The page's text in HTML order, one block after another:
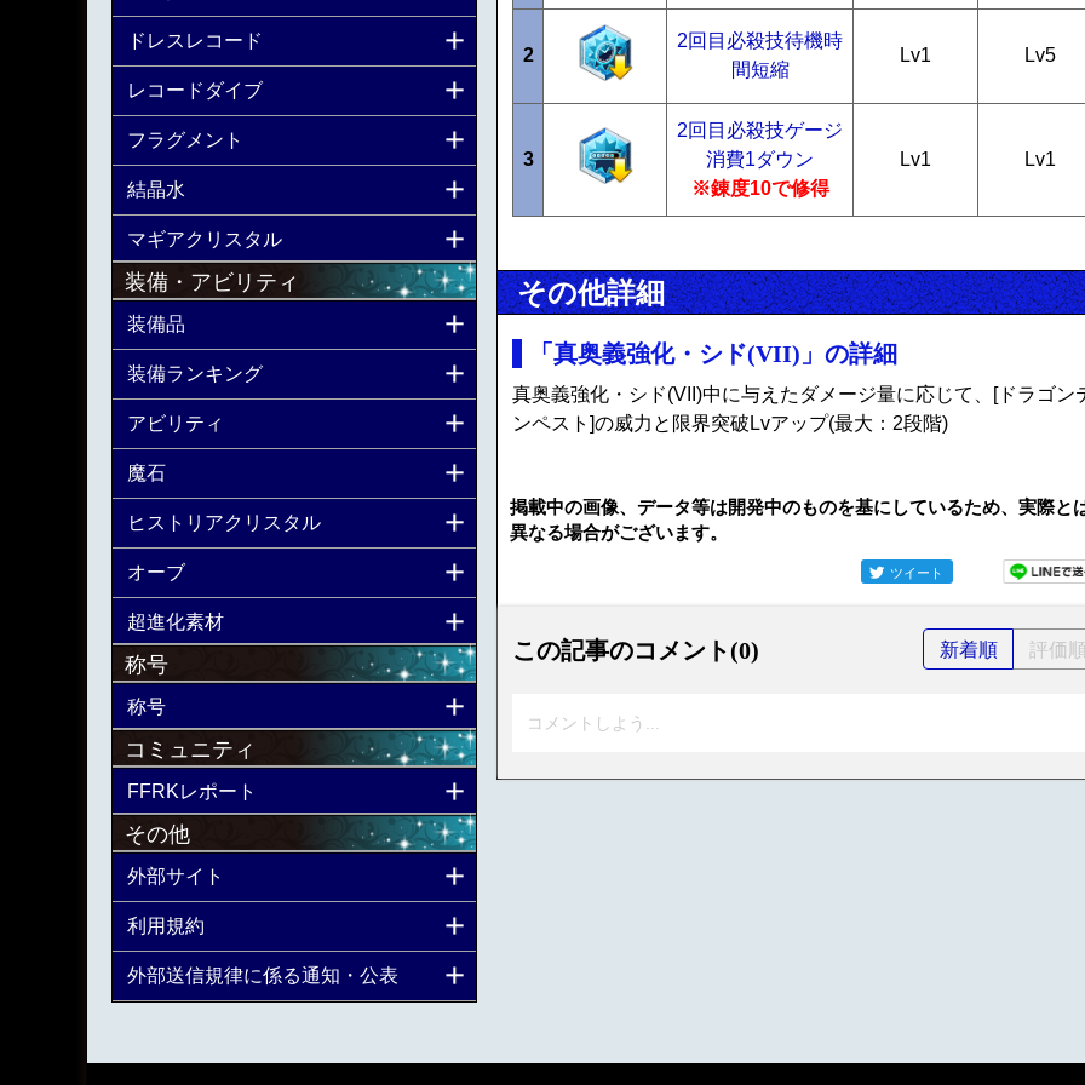
2
2回目必殺技待機時
間短縮
Lv1 Lv5
3
2回目必殺技ゲージ
消費1ダウン
※錬度10で修得
Lv1 Lv1
その他詳細
「真奥義強化・シド(VII)」の詳細
真奥義強化・シド(VII)中に与えたダメージ量に応じて、[ドラゴン
ンペスト]の威力と限界突破Lvアップ(最大：2段階)
掲載中の画像、データ等は開発中のものを基にしているため、実際と
異なる場合がございます。
ツイート
この記事のコメント(0) 新着順 評価
コメントしよう...
ドレスレコード
レコードダイブ
フラグメント
結晶水
マギアクリスタル
装備・アビリティ
装備品
装備ランキング
アビリティ
魔石
ヒストリアクリスタル
オーブ
超進化素材
称号
称号
コミュニティ
FFRKレポート
その他
外部サイト
利用規約
外部送信規律に係る通知・公表